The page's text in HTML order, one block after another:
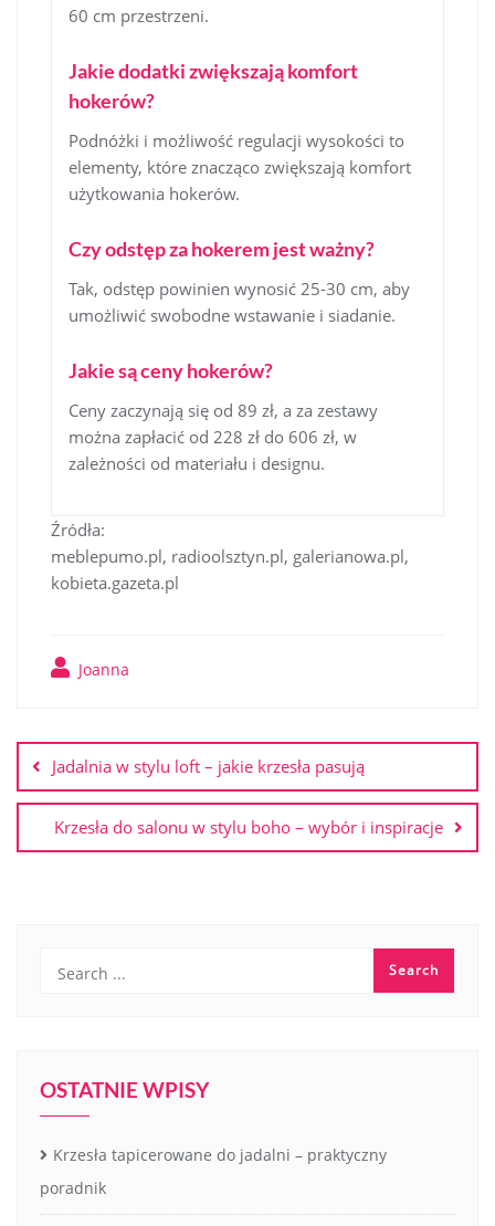
60 cm przestrzeni.
Jakie dodatki zwiększają komfort
hokerów?
Podnóżki i możliwość regulacji wysokości to
elementy, które znacząco zwiększają komfort
użytkowania hokerów.
Czy odstęp za hokerem jest ważny?
Tak, odstęp powinien wynosić 25-30 cm, aby
umożliwić swobodne wstawanie i siadanie.
Jakie są ceny hokerów?
Ceny zaczynają się od 89 zł, a za zestawy
można zapłacić od 228 zł do 606 zł, w
zależności od materiału i designu.
Źródła:
meblepumo.pl, radioolsztyn.pl, galerianowa.pl,
kobieta.gazeta.pl
Joanna
wpisuJadalnia w stylu loft – jakie krzesła pasują
Krzesła do salonu w stylu boho – wybór i inspiracje
OSTATNIE WPISY
Krzesła tapicerowane do jadalni – praktyczny
poradnik